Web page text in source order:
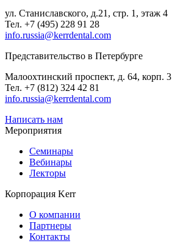
ул. Станиславского, д.21, стр. 1, этаж 4
Тел. +7 (495) 228 91 28
info.russia@kerrdental.com
Представительство в Петербурге
Малоохтинский проспект, д. 64, корп. 3
Тел. +7 (812) 324 42 81
info.russia@kerrdental.com
Написать нам
Мероприятия
Семинары
Вебинары
Лекторы
Корпорация Kerr
О компании
Партнеры
Контакты